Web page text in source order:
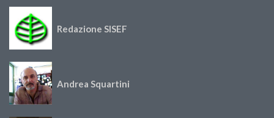
Redazione SISEF
Andrea Squartini